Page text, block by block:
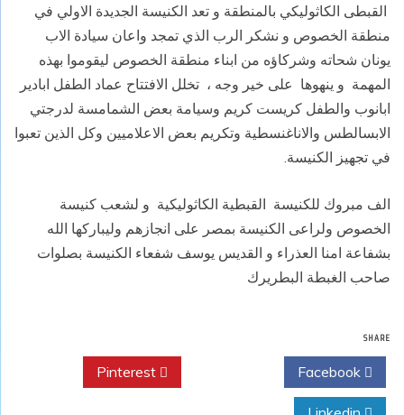
القبطى الكاثوليكي بالمنطقة و تعد الكنيسة الجديدة الاولي في
منطقة الخصوص و نشكر الرب الذي تمجد واعان سيادة الاب
يونان شحاته وشركاؤه من ابناء منطقة الخصوص ليقوموا بهذه
المهمة و ينهوها على خير وجه ، تخلل الافتتاح عماد الطفل ابادير
ابانوب والطفل كريست كريم وسيامة بعض الشمامسة لدرجتي
الابسالطس والاناغنسطية وتكريم بعض الاعلاميين وكل الذين تعبوا
في تجهيز الكنيسة.
الف مبروك للكنيسة القبطية الكاثوليكية و لشعب كنيسة
الخصوص ولراعى الكنيسة بمصر على انجازهم وليباركها الله
بشفاعة امنا العذراء و القديس يوسف شفعاء الكنيسة بصلوات
صاحب الغبطة البطريرك
SHARE